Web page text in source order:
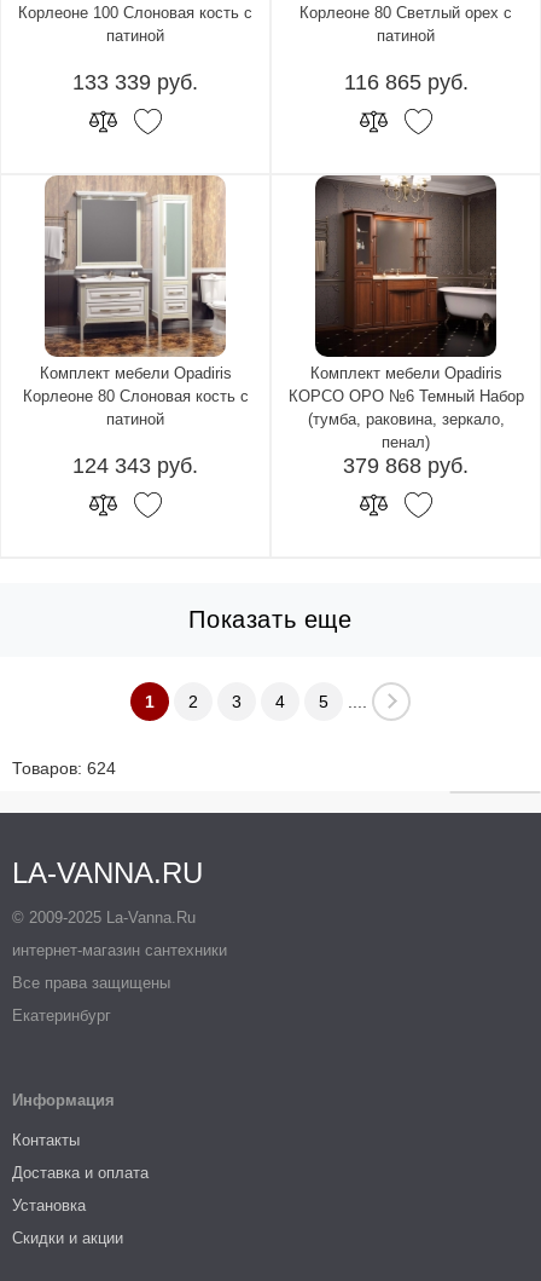
Корлеоне 100 Слоновая кость с
патиной
133 339 руб.
Корлеоне 80 Светлый орех с
патиной
116 865 руб.
Комплект мебели Opadiris
Корлеоне 80 Слоновая кость с
патиной
124 343 руб.
Комплект мебели Opadiris
КОРСО ОРО №6 Темный Набор
(тумба, раковина, зеркало,
пенал)
379 868 руб.
Показать еще
1 2 3 4 5
Товаров: 624
LA-VANNA.RU
© 2009-2025 La-Vanna.Ru
интернет-магазин сантехники
Все права защищены
Екатеринбург
Информация
Контакты
Доставка и оплата
Установка
Скидки и акции